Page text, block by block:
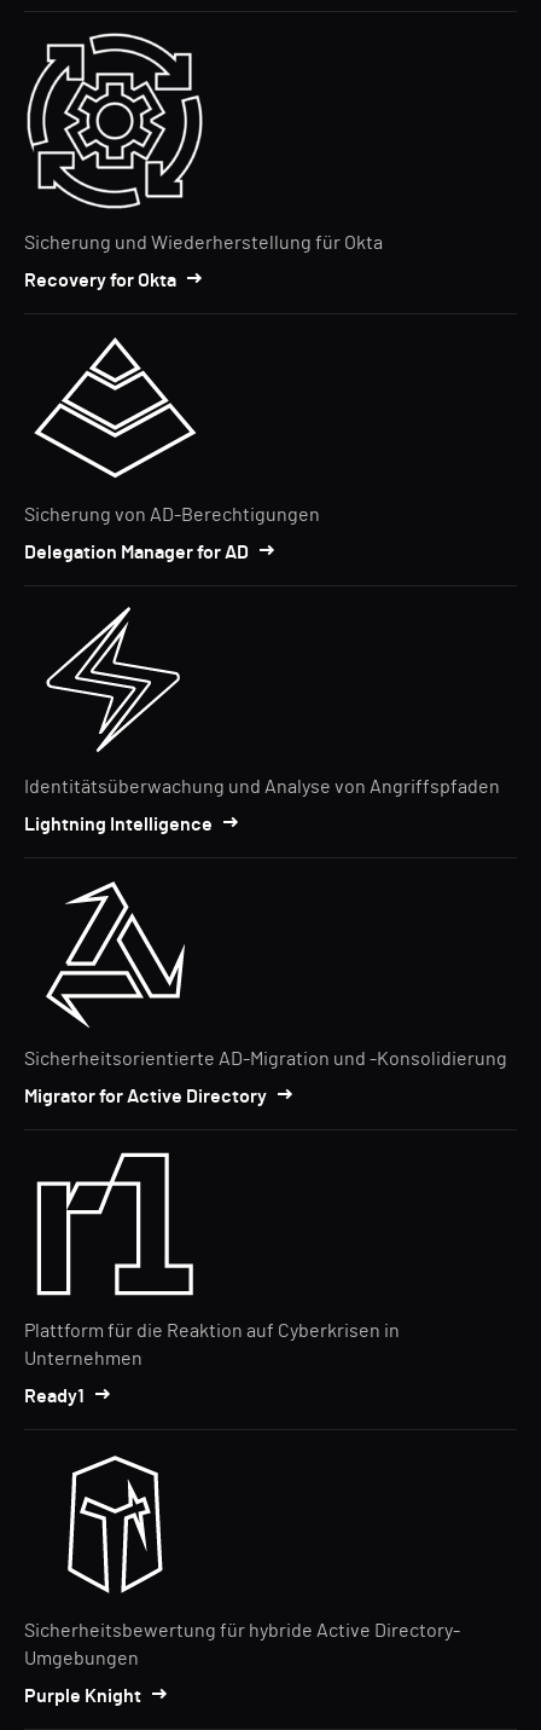
Sicherung und Wiederherstellung für Okta
Recovery for Okta
Sicherung von AD-Berechtigungen
Delegation Manager for AD
Identitätsüberwachung und Analyse von Angriffspfaden
Lightning Intelligence
Sicherheitsorientierte AD-Migration und -Konsolidierung
Migrator for Active Directory
Plattform für die Reaktion auf Cyberkrisen in
Unternehmen
Ready1
Sicherheitsbewertung für hybride Active Directory-
Umgebungen
Purple Knight